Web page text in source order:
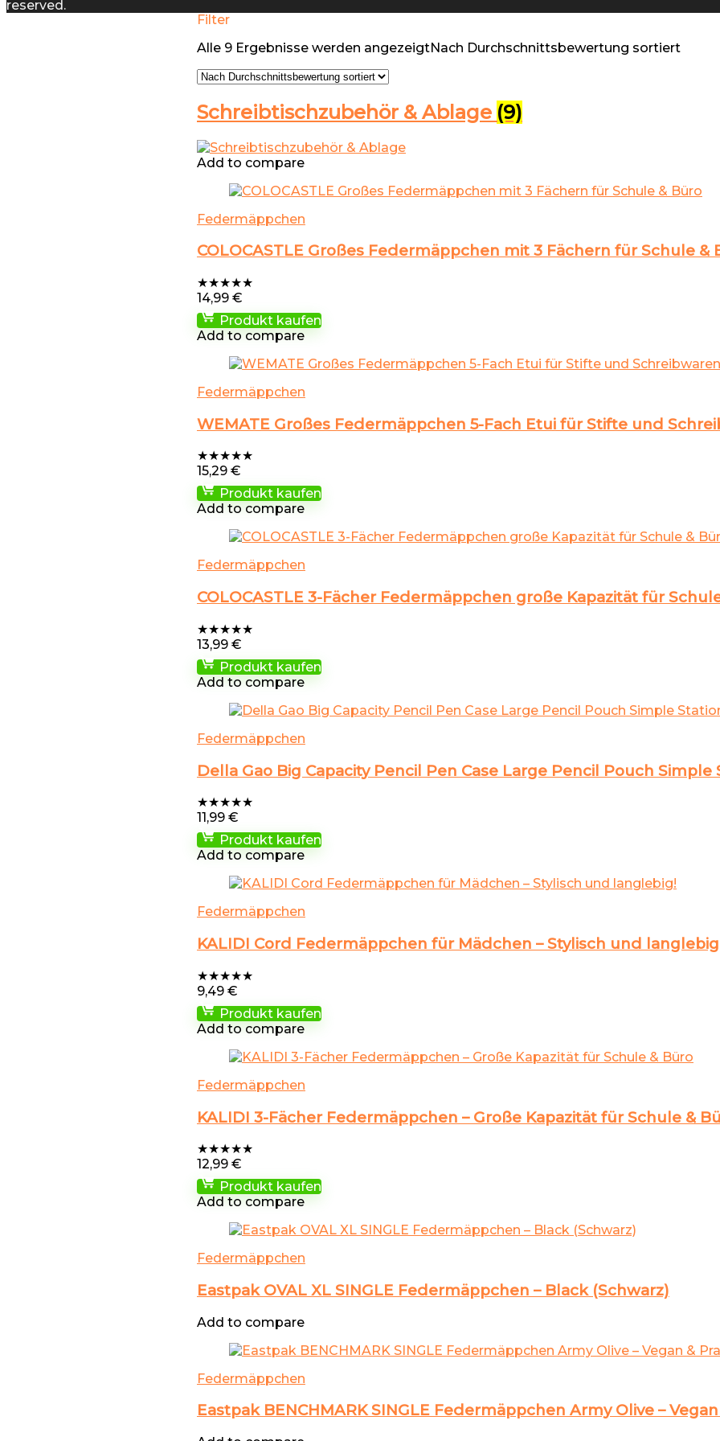
Filter
Alle 9 Ergebnisse werden angezeigtNach Durchschnittsbewertung sortiert
Schreibtischzubehör & Ablage (9)
Add to compare
Federmäppchen
COLOCASTLE Großes Federmäppchen mit 3 Fächern für Schule &
★★★★★
14,99 €
Produkt kaufen
Add to compare
Federmäppchen
WEMATE Großes Federmäppchen 5-Fach Etui für Stifte und
★★★★★
15,29 €
Produkt kaufen
Add to compare
Federmäppchen
COLOCASTLE 3-Fächer Federmäppchen große Kapazität für
★★★★★
13,99 €
Produkt kaufen
Add to compare
Federmäppchen
Della Gao Big Capacity Pencil Pen Case Large Pencil Pouch
★★★★★
11,99 €
Produkt kaufen
Add to compare
Federmäppchen
KALIDI Cord Federmäppchen für Mädchen – Stylisch und
★★★★★
9,49 €
Produkt kaufen
Add to compare
Federmäppchen
KALIDI 3-Fächer Federmäppchen – Große Kapazität für Schule &
★★★★★
12,99 €
Produkt kaufen
Add to compare
Federmäppchen
Eastpak OVAL XL SINGLE Federmäppchen – Black (Schwarz)
Add to compare
Federmäppchen
Eastpak BENCHMARK SINGLE Federmäppchen Army Olive –
reserved.